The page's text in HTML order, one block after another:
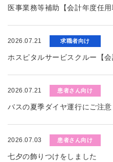
医事業務等補助【会計年度任用
2026.07.21 求職者向け
ホスピタルサービスクルー【
2026.07.21 患者さん向け
バスの夏季ダイヤ運行にご注
2026.07.03 患者さん向け
七夕の飾りつけをしました